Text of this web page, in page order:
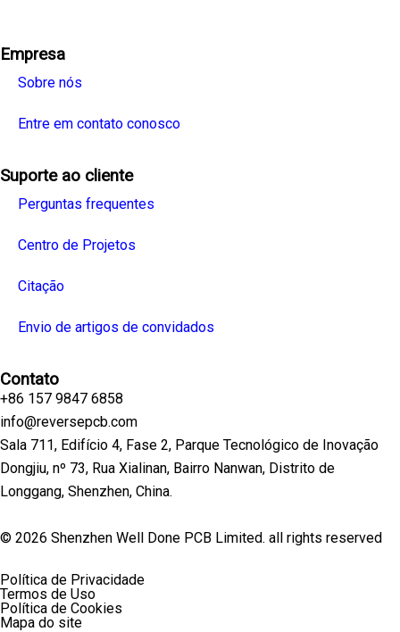
Empresa
Sobre nós
Entre em contato conosco
Suporte ao cliente
Perguntas frequentes
Centro de Projetos
Citação
Envio de artigos de convidados
Contato
+86 157 9847 6858
info@reversepcb.com
Sala 711, Edifício 4, Fase 2, Parque Tecnológico de Inovação
Dongjiu, nº 73, Rua Xialinan, Bairro Nanwan, Distrito de
Longgang, Shenzhen, China.
© 2026 Shenzhen Well Done PCB Limited. all rights reserved
Política de Privacidade
Termos de Uso
Política de Cookies
Mapa do site